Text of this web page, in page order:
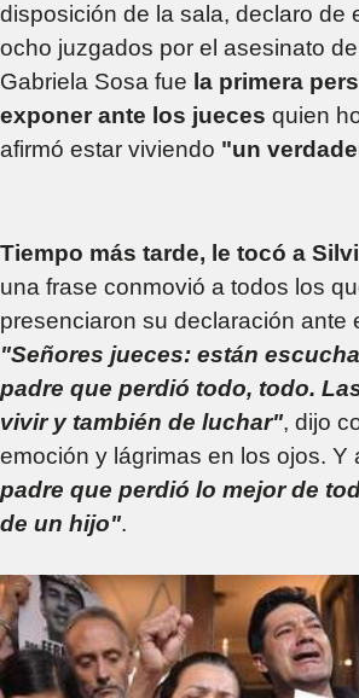
disposición de la sala, declaro de
ocho juzgados por el asesinato
Gabriela Sosa fue la primera
exponer ante los jueces quien
afirmó estar viviendo "un
Tiempo más tarde, le tocó a
una frase conmovió a todos los
presenciaron su declaración ante
"Señores jueces: están
padre que perdió todo, todo.
vivir y también de luchar", dijo
emoción y lágrimas en los ojos. Y
padre que perdió lo mejor de
de un hijo".